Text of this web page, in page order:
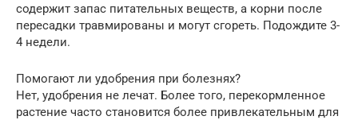
содержит запас питательных веществ, а корни после
пересадки травмированы и могут сгореть. Подождите 3-
4 недели.
Помогают ли удобрения при болезнях?
Нет, удобрения не лечат. Более того, перекормленное
растение часто становится более привлекательным для